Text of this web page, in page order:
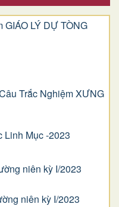
GIÁO LÝ DỰ TÒNG
Trắc Nghiệm XƯNG
Linh Mục -2023
niên kỳ I/2023
niên kỳ I/2023